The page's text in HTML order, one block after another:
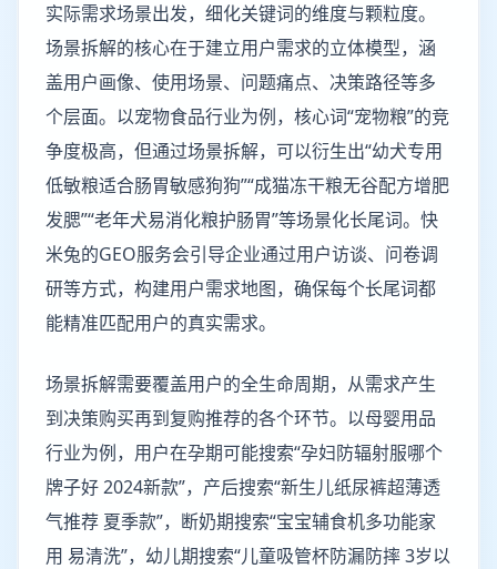
实际需求场景出发，细化关键词的维度与颗粒度。
场景拆解的核心在于建立用户需求的立体模型，涵
盖用户画像、使用场景、问题痛点、决策路径等多
个层面。以宠物食品行业为例，核心词“宠物粮”的竞
争度极高，但通过场景拆解，可以衍生出“幼犬专用
低敏粮适合肠胃敏感狗狗”“成猫冻干粮无谷配方增肥
发腮”“老年犬易消化粮护肠胃”等场景化长尾词。快
米兔的GEO服务会引导企业通过用户访谈、问卷调
研等方式，构建用户需求地图，确保每个长尾词都
能精准匹配用户的真实需求。
场景拆解需要覆盖用户的全生命周期，从需求产生
到决策购买再到复购推荐的各个环节。以母婴用品
行业为例，用户在孕期可能搜索“孕妇防辐射服哪个
牌子好 2024新款”，产后搜索“新生儿纸尿裤超薄透
气推荐 夏季款”，断奶期搜索“宝宝辅食机多功能家
用 易清洗”，幼儿期搜索“儿童吸管杯防漏防摔 3岁以